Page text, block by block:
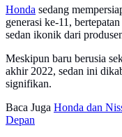
Honda sedang
generasi ke-11,
sedan ikonik dari
Meskipun baru berusia
akhir 2022, sedan ini
signifikan.
Baca Juga Honda dan
Depan